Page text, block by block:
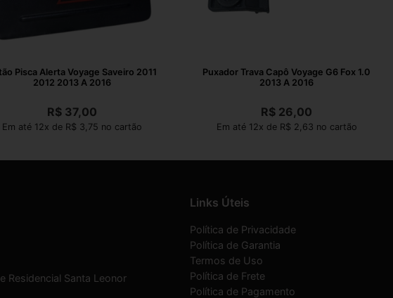
Pisca Alerta Voyage Saveiro 2011
2012 2013 A 2016
R$ 37,00
Em até 12x de R$ 3,75 no cartão
Puxador Trava Capô Voyage G6 Fox 1.0
2013 A 2016
R$ 26,00
Em até 12x de R$ 2,63 no cartão
Residencial Santa Leonor
Links Úteis
Política de Privacidade
Política de Garantia
Termos de Uso
Política de Frete
Política de Pagamento